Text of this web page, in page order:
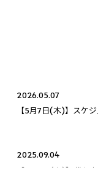
2026.05.07
【5月7日(木)】スケ
2025.09.04
【9月4日(木)】代々